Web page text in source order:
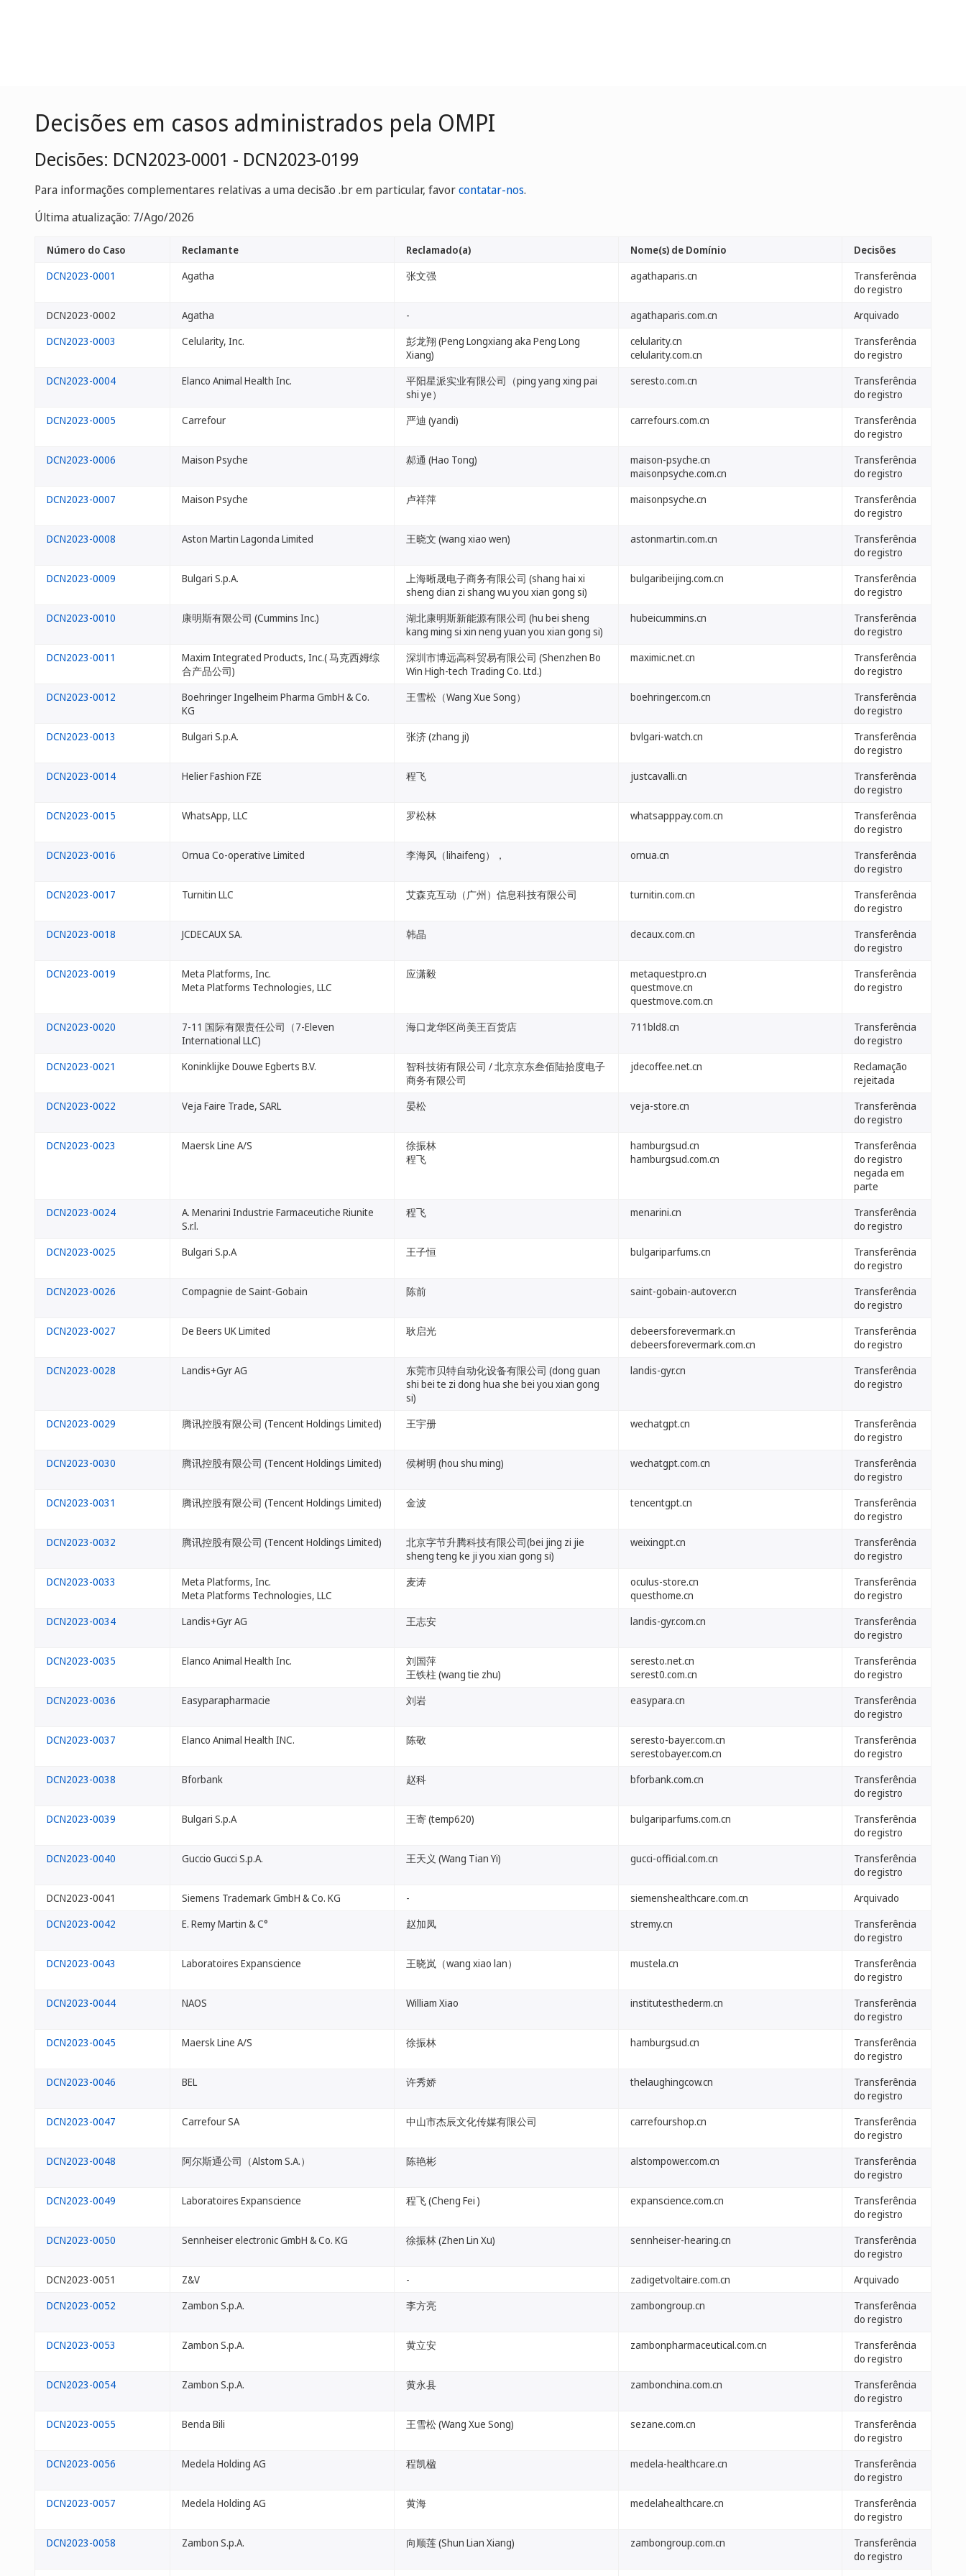
Decisões em casos administrados pela OMPI
Decisões: DCN2023-0001 - DCN2023-0199
Para informações complementares relativas a uma decisão .br em particular, favorcontatar-nos.
Última atualização: 7/Ago/2026
Número do Caso Reclamante Reclamado(a) Nome(s) de Domínio
Decisões
DCN2023-0001
Agatha 张文强 agathaparis.cn
Transferência
do registro
DCN2023-0002
Agatha - agathaparis.com.cn
Arquivado
DCN2023-0003
Celularity, Inc.
彭龙翔 (Peng Longxiang aka Peng Long
Xiang)
celularity.cn
celularity.com.cn
Transferência
do registro
DCN2023-0004
Elanco Animal Health Inc.
平阳星派实业有限公司（ping yang xing pai
shi ye）
seresto.com.cn
Transferência
do registro
DCN2023-0005
Carrefour 严迪 (yandi) carrefours.com.cn
Transferência
do registro
DCN2023-0006
Maison Psyche 郝通 (Hao Tong)
maison-psyche.cn
maisonpsyche.com.cn
Transferência
do registro
DCN2023-0007
Maison Psyche 卢祥萍 maisonpsyche.cn
Transferência
do registro
DCN2023-0008
Aston Martin Lagonda Limited 王晓文 (wang xiao wen) astonmartin.com.cn
Transferência
do registro
DCN2023-0009
Bulgari S.p.A.
上海晰晟电子商务有限公司 (shang hai xi
sheng dian zi shang wu you xian gong si)
bulgaribeijing.com.cn
Transferência
do registro
DCN2023-0010
康明斯有限公司 (Cummins Inc.)
湖北康明斯新能源有限公司 (hu bei sheng
kang ming si xin neng yuan you xian gong si)
hubeicummins.cn
Transferência
do registro
DCN2023-0011
Maxim Integrated Products, Inc.( 马克西姆综
合产品公司)
深圳市博远高科贸易有限公司 (Shenzhen Bo
Win High-tech Trading Co. Ltd.)
maximic.net.cn
Transferência
do registro
DCN2023-0012
Boehringer Ingelheim Pharma GmbH & Co.
KG
王雪松（Wang Xue Song） boehringer.com.cn
Transferência
do registro
DCN2023-0013
Bulgari S.p.A. 张济 (zhang ji) bvlgari-watch.cn
Transferência
do registro
DCN2023-0014
Helier Fashion FZE 程飞 justcavalli.cn
Transferência
do registro
DCN2023-0015
WhatsApp, LLC 罗松林 whatsapppay.com.cn
Transferência
do registro
DCN2023-0016
Ornua Co-operative Limited 李海风（lihaifeng）， ornua.cn
Transferência
do registro
DCN2023-0017
Turnitin LLC 艾森克互动（广州）信息科技有限公司 turnitin.com.cn
Transferência
do registro
DCN2023-0018
JCDECAUX SA. 韩晶 decaux.com.cn
Transferência
do registro
DCN2023-0019
Meta Platforms, Inc.
Meta Platforms Technologies, LLC
应潇毅
metaquestpro.cn
questmove.cn
questmove.com.cn
Transferência
do registro
DCN2023-0020
7-11 国际有限责任公司（7-Eleven
International LLC)
海口龙华区尚美王百货店 711bld8.cn
Transferência
do registro
DCN2023-0021
Koninklijke Douwe Egberts B.V.
智科技術有限公司 / 北京京东叁佰陆拾度电子
商务有限公司
jdecoffee.net.cn
Reclamação
rejeitada
DCN2023-0022
Veja Faire Trade, SARL 晏松 veja-store.cn
Transferência
do registro
DCN2023-0023
Maersk Line A/S
徐振林
程飞
hamburgsud.cn
hamburgsud.com.cn
Transferência
do registro
negada em
parte
DCN2023-0024
A. Menarini Industrie Farmaceutiche Riunite
S.r.l.
程飞 menarini.cn
Transferência
do registro
DCN2023-0025
Bulgari S.p.A 王子恒 bulgariparfums.cn
Transferência
do registro
DCN2023-0026
Compagnie de Saint-Gobain 陈前 saint-gobain-autover.cn
Transferência
do registro
DCN2023-0027
De Beers UK Limited 耿启光
debeersforevermark.cn
debeersforevermark.com.cn
Transferência
do registro
DCN2023-0028
Landis+Gyr AG
东莞市贝特自动化设备有限公司 (dong guan
shi bei te zi dong hua she bei you xian gong
si)
landis-gyr.cn
Transferência
do registro
DCN2023-0029 腾讯控股有限公司 (Tencent Holdings Limited) 王宇册 wechatgpt.cn
Transferência
do registro
DCN2023-0030
腾讯控股有限公司 (Tencent Holdings Limited) 侯树明 (hou shu ming) wechatgpt.com.cn
Transferência
do registro
DCN2023-0031
腾讯控股有限公司 (Tencent Holdings Limited) 金波 tencentgpt.cn
Transferência
do registro
DCN2023-0032
腾讯控股有限公司 (Tencent Holdings Limited)
北京字节升腾科技有限公司(bei jing zi jie
sheng teng ke ji you xian gong si)
weixingpt.cn
Transferência
do registro
DCN2023-0033
Meta Platforms, Inc.
Meta Platforms Technologies, LLC
麦涛
oculus-store.cn
questhome.cn
Transferência
do registro
DCN2023-0034
Landis+Gyr AG 王志安 landis-gyr.com.cn
Transferência
do registro
DCN2023-0035
Elanco Animal Health Inc.
刘国萍
王铁柱 (wang tie zhu)
seresto.net.cn
serest0.com.cn
Transferência
do registro
DCN2023-0036
Easyparapharmacie 刘岩 easypara.cn
Transferência
do registro
DCN2023-0037
Elanco Animal Health INC. 陈敬
seresto-bayer.com.cn
serestobayer.com.cn
Transferência
do registro
DCN2023-0038
Bforbank 赵科 bforbank.com.cn
Transferência
do registro
DCN2023-0039
Bulgari S.p.A 王寄 (temp620) bulgariparfums.com.cn
Transferência
do registro
DCN2023-0040
Guccio Gucci S.p.A. 王天义 (Wang Tian Yi) gucci-official.com.cn
Transferência
do registro
DCN2023-0041
Siemens Trademark GmbH & Co. KG - siemenshealthcare.com.cn
Arquivado
DCN2023-0042
E. Remy Martin & C° 赵加凤 stremy.cn
Transferência
do registro
DCN2023-0043
Laboratoires Expanscience 王晓岚（wang xiao lan） mustela.cn
Transferência
do registro
DCN2023-0044
NAOS William Xiao institutesthederm.cn
Transferência
do registro
DCN2023-0045
Maersk Line A/S 徐振林 hamburgsud.cn
Transferência
do registro
DCN2023-0046
BEL 许秀娇 thelaughingcow.cn
Transferência
do registro
DCN2023-0047
Carrefour SA 中山市杰辰文化传媒有限公司 carrefourshop.cn
Transferência
do registro
DCN2023-0048
阿尔斯通公司（Alstom S.A.） 陈艳彬 alstompower.com.cn
Transferência
do registro
DCN2023-0049
Laboratoires Expanscience 程飞 (Cheng Fei ) expanscience.com.cn
Transferência
do registro
DCN2023-0050
Sennheiser electronic GmbH & Co. KG 徐振林 (Zhen Lin Xu) sennheiser-hearing.cn
Transferência
do registro
DCN2023-0051
Z&V - zadigetvoltaire.com.cn
Arquivado
DCN2023-0052
Zambon S.p.A. 李方亮 zambongroup.cn
Transferência
do registro
DCN2023-0053
Zambon S.p.A. 黄立安 zambonpharmaceutical.com.cn
Transferência
do registro
DCN2023-0054
Zambon S.p.A. 黄永县 zambonchina.com.cn
Transferência
do registro
DCN2023-0055
Benda Bili 王雪松 (Wang Xue Song) sezane.com.cn
Transferência
do registro
DCN2023-0056
Medela Holding AG 程凯楹 medela-healthcare.cn
Transferência
do registro
DCN2023-0057
Medela Holding AG 黄海 medelahealthcare.cn
Transferência
do registro
DCN2023-0058
Zambon S.p.A. 向顺莲 (Shun Lian Xiang) zambongroup.com.cn
Transferência
do registro